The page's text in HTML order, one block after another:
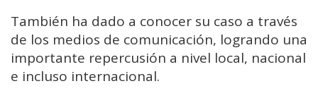
También ha dado a conocer su caso a través
de los medios de comunicación, logrando una
importante repercusión a nivel local, nacional
e incluso internacional.